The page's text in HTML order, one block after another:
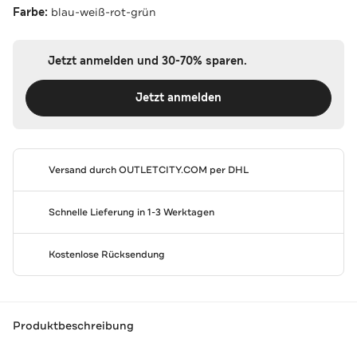
Farbe: blau-weiß-rot-grün
Jetzt anmelden und 30-70% sparen.
Jetzt anmelden
Versand durchOUTLETCITY.COM per DHL
Schnelle Lieferung in 1-3 Werktagen
Kostenlose Rücksendung
Produktbeschreibung